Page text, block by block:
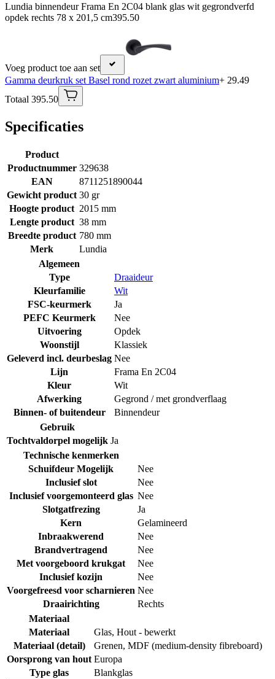
Lundia binnendeur Frama En 2C04 blank glas wit gegrondverfd
opdek rechts 78 x 201,5 cm395.50
Voeg product toe aan set
Gamma deurkruk set Basel rond rozet zwart aluminium+ 29.49
Totaal 395.50
Specificaties
Product
Productnummer 329638
EAN
8711251890044
Gewicht product 30 gr
Hoogte product 2015 mm
Lengte product 38 mm
Breedte product 780 mm
Merk
Lundia
Algemeen
Type
Draaideur
Kleurfamilie
Wit
FSC-keurmerk
Ja
PEFC Keurmerk
Nee
Uitvoering
Opdek
Woonstijl
Klassiek
Geleverd incl. deurbeslag Nee
Lijn
Frama En 2C04
Kleur
Wit
Afwerking
Gegrond / met grondverflaag
Binnen- of buitendeur
Binnendeur
Gebruik
Tochtvaldorpel mogelijk Ja
Technische kenmerken
Schuifdeur Mogelijk
Nee
Inclusief slot
Nee
Inclusief voorgemonteerd glas Nee
Slotgatfrezing
Ja
Kern
Gelamineerd
Inbraakwerend
Nee
Brandvertragend
Nee
Met voorgeboord krukgat
Nee
Inclusief kozijn
Nee
Voorgefreesd voor scharnieren Nee
Draairichting
Rechts
Materiaal
Materiaal
Glas, Hout - bewerkt
Materiaal (detail)
Grenen, MDF (medium-density fibreboard)
Oorsprong van hout Europa
Type glas
Blankglas